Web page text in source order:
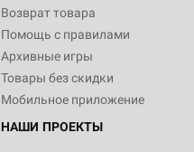
Возврат товара
Помощь с правилами
Архивные игры
Товары без скидки
Мобильное приложение
НАШИ ПРОЕКТЫ